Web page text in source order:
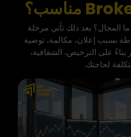
ما المجال؟ بعد ذلك تأتي مرحلة
بسبب إعلان، مكالمة، توصية
بناءً على الترخيص، الشفافية،
لحاجتك.